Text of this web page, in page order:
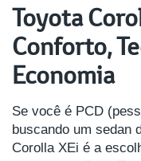
Toyota
Conforto,
Economia
Se você é PCD
buscando um sedan
Corolla XEi é a